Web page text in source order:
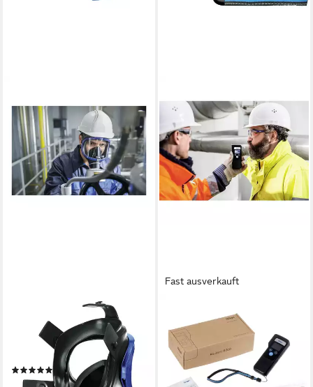
Filtrierende Halbmasken
FFP2 Dräger Vollmaske X-
plore 6300
(1)
ab 137,67 €
Fast ausverkauft
Alkoholtestgerät – Das
professionelle
Polizeivortestgerät für
höchste 3706961, Alarm, inkl.